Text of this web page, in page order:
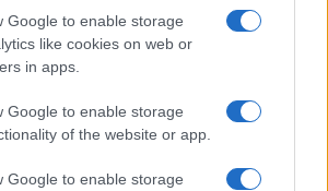
Google to enable storage
like cookies on web or
in apps.
Google to enable storage
of the website or app.
Google to enable storage